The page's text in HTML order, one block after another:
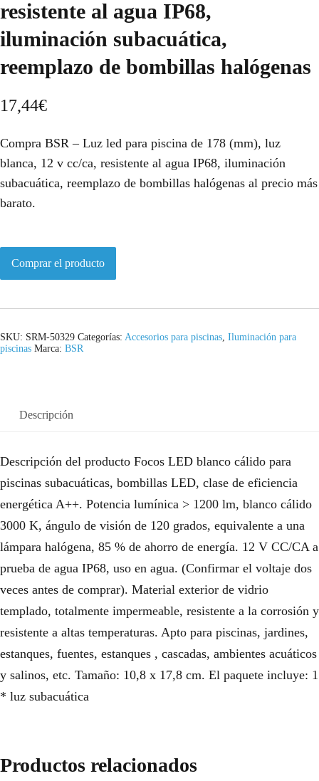
resistente al agua IP68,
iluminación subacuática,
reemplazo de bombillas halógenas
17,44€
Compra BSR – Luz led para piscina de 178 (mm), luz
blanca, 12 v cc/ca, resistente al agua IP68, iluminación
subacuática, reemplazo de bombillas halógenas al precio más
barato.
Comprar el producto
SKU: SRM-50329 Categorías: Accesorios para piscinas, Iluminación para
piscinas Marca: BSR
Descripción
Descripción del producto Focos LED blanco cálido para
piscinas subacuáticas, bombillas LED, clase de eficiencia
energética A++. Potencia lumínica > 1200 lm, blanco cálido
3000 K, ángulo de visión de 120 grados, equivalente a una
lámpara halógena, 85 % de ahorro de energía. 12 V CC/CA a
prueba de agua IP68, uso en agua. (Confirmar el voltaje dos
veces antes de comprar). Material exterior de vidrio
templado, totalmente impermeable, resistente a la corrosión y
resistente a altas temperaturas. Apto para piscinas, jardines,
estanques, fuentes, estanques , cascadas, ambientes acuáticos
y salinos, etc. Tamaño: 10,8 x 17,8 cm. El paquete incluye: 1
* luz subacuática
Productos relacionados